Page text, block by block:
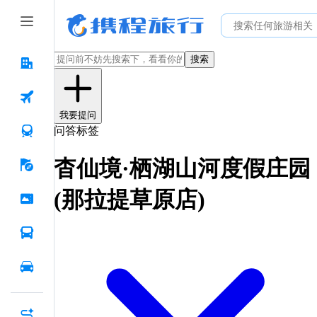
搜索
我要提问
问答标签
杳仙境·栖湖山河度假庄园
(那拉提草原店)